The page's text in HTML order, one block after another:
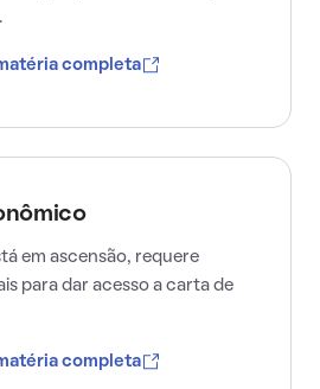
completa
em ascensão, requere
para dar acesso a carta de
completa